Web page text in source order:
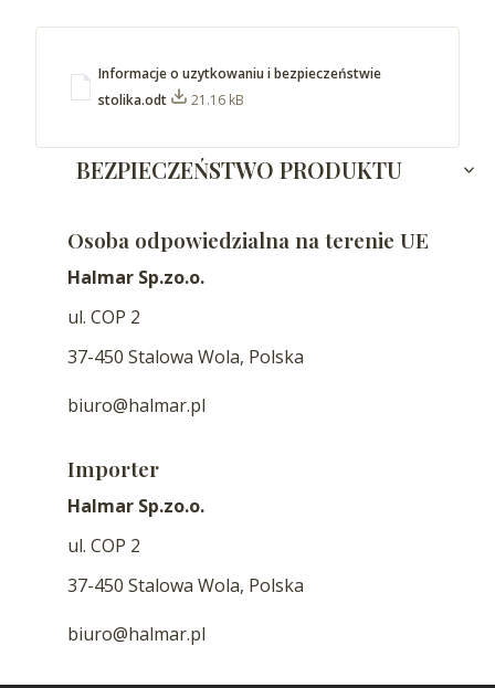
Informacje o uzytkowaniu i bezpieczeństwie
stolika.odt
21.16 kB
BEZPIECZEŃSTWO PRODUKTU
Osoba odpowiedzialna na terenie UE
Halmar Sp.zo.o.
ul. COP 2
37-450 Stalowa Wola, Polska
biuro@halmar.pl
Importer
Halmar Sp.zo.o.
ul. COP 2
37-450 Stalowa Wola, Polska
biuro@halmar.pl